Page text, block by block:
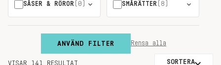
SÅSER & RÖROR (0) SMÅRÄTTER (8)
ANVÄND FILTER Rensa alla
VISAR 141 RESULTAT SORTERA